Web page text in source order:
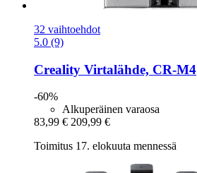
32 vaihtoehdot
5.0 (9)
Creality Virtalähde, CR-​M4
-60%
Alkuperäinen varaosa
83,99 € 209,99 €
Toimitus 17. elokuuta mennessä